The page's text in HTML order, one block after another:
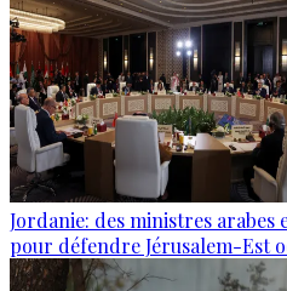
Jordanie: des ministres arabes
pour défendre Jérusalem-Est